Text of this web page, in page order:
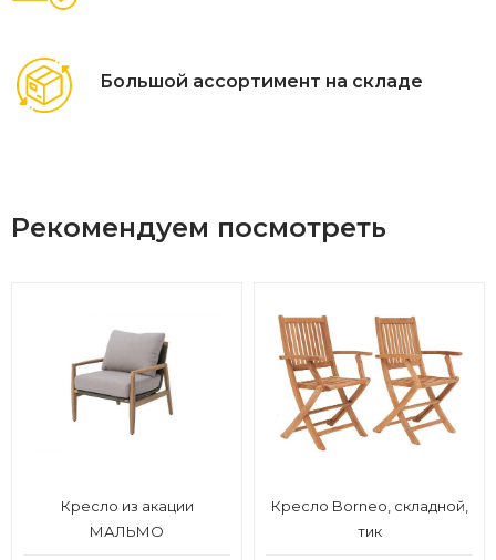
Большой ассортимент на складе
Рекомендуем посмотреть
Кресло из акации
МАЛЬМО
Кресло Borneo, складной,
тик